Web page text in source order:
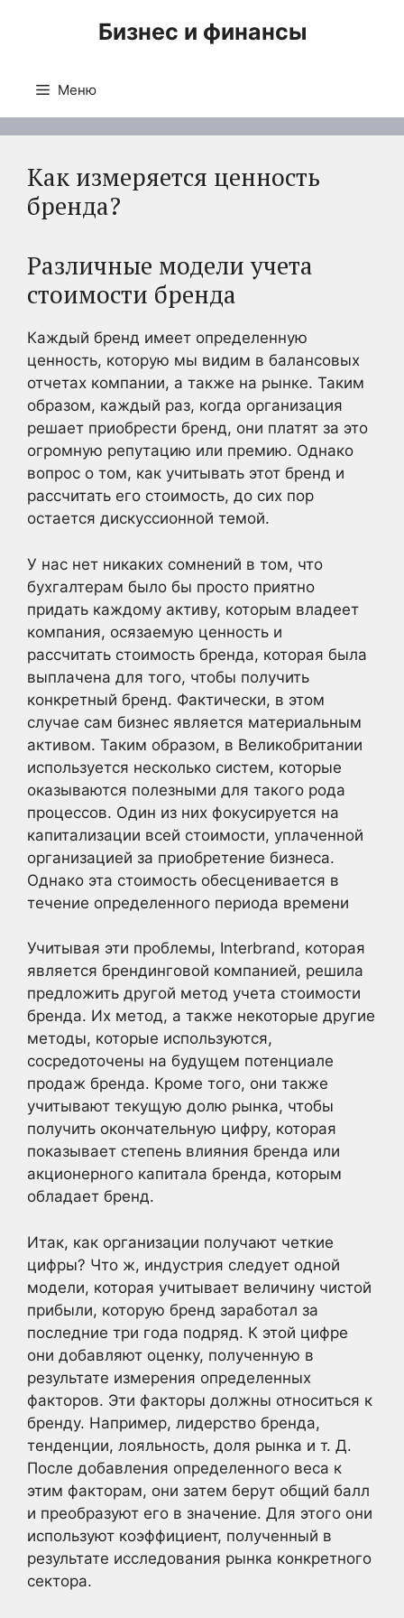
Бизнес и финансы
Меню
Как измеряется ценность
бренда?
Различные модели учета
стоимости бренда
Каждый бренд имеет определенную
ценность, которую мы видим в балансовых
отчетах компании, а также на рынке. Таким
образом, каждый раз, когда организация
решает приобрести бренд, они платят за это
огромную репутацию или премию. Однако
вопрос о том, как учитывать этот бренд и
рассчитать его стоимость, до сих пор
остается дискуссионной темой.
У нас нет никаких сомнений в том, что
бухгалтерам было бы просто приятно
придать каждому активу, которым владеет
компания, осязаемую ценность и
рассчитать стоимость бренда, которая была
выплачена для того, чтобы получить
конкретный бренд. Фактически, в этом
случае сам бизнес является материальным
активом. Таким образом, в Великобритании
используется несколько систем, которые
оказываются полезными для такого рода
процессов. Один из них фокусируется на
капитализации всей стоимости, уплаченной
организацией за приобретение бизнеса.
Однако эта стоимость обесценивается в
течение определенного периода времени
Учитывая эти проблемы, Interbrand, которая
является брендинговой компанией, решила
предложить другой метод учета стоимости
бренда. Их метод, а также некоторые другие
методы, которые используются,
сосредоточены на будущем потенциале
продаж бренда. Кроме того, они также
учитывают текущую долю рынка, чтобы
получить окончательную цифру, которая
показывает степень влияния бренда или
акционерного капитала бренда, которым
обладает бренд.
Итак, как организации получают четкие
цифры? Что ж, индустрия следует одной
модели, которая учитывает величину чистой
прибыли, которую бренд заработал за
последние три года подряд. К этой цифре
они добавляют оценку, полученную в
результате измерения определенных
факторов. Эти факторы должны относиться к
бренду. Например, лидерство бренда,
тенденции, лояльность, доля рынка и т. Д.
После добавления определенного веса к
этим факторам, они затем берут общий балл
и преобразуют его в значение. Для этого они
используют коэффициент, полученный в
результате исследования рынка конкретного
сектора.